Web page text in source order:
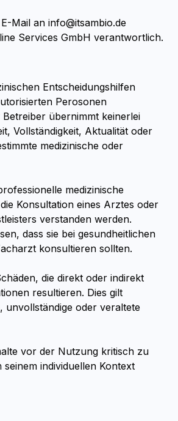
Mail an info@itsambio.de
Services GmbH verantwortlich.
Entscheidungshilfen
Perosonen
übernimmt keinerlei
Vollständigkeit, Aktualität oder
medizinische oder
medizinische
Konsultation eines Arztes oder
verstanden werden.
dass sie bei gesundheitlichen
konsultieren sollten.
die direkt oder indirekt
resultieren. Dies gilt
unvollständige oder veraltete
vor der Nutzung kritisch zu
individuellen Kontext